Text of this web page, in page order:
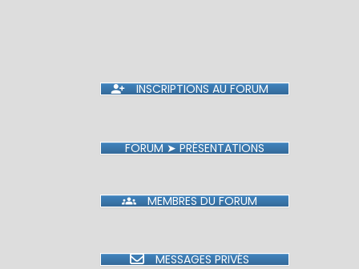
INSCRIPTIONS AU FORUM
FORUM ➤ PRÉSENTATIONS
MEMBRES DU FORUM
MESSAGES PRIVÉS